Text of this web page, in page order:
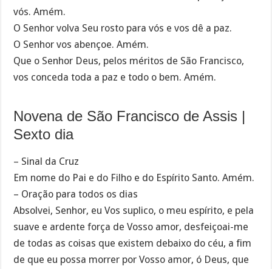
vós. Amém.
O Senhor volva Seu rosto para vós e vos dê a paz.
O Senhor vos abençoe. Amém.
Que o Senhor Deus, pelos méritos de São Francisco,
vos conceda toda a paz e todo o bem. Amém.
Novena de São Francisco de Assis |
Sexto dia
– Sinal da Cruz
Em nome do Pai e do Filho e do Espírito Santo. Amém.
– Oração para todos os dias
Absolvei, Senhor, eu Vos suplico, o meu espírito, e pela
suave e ardente força de Vosso amor, desfeiçoai-me
de todas as coisas que existem debaixo do céu, a fim
de que eu possa morrer por Vosso amor, ó Deus, que